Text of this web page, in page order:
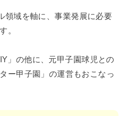
領域を軸に、事業発展に必要
。
」の他に、元甲子園球児との
ー甲子園」の運営もおこなっ